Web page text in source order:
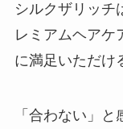
シルクザリッチ
レミアムヘアケ
に満足いただけ
「合わない」